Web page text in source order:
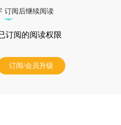
订阅后继续阅读
订阅的阅读权限
订阅/会员升级